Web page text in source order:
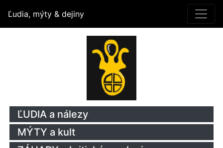
Ľudia, mýty & dejiny
ĽUDIA a nálezy
MÝTY a kult